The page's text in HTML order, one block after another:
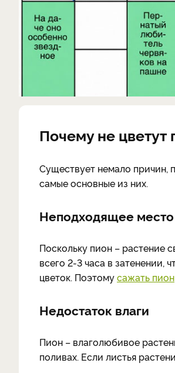
Почему не цветут
Существует немало причин,
самые основные из них.
Неподходящее место
Поскольку пион – растение
всего 2-3 часа в затенении,
цветок. Поэтомусажать пион
Недостаток влаги
Пион – влаголюбивое
поливах. Если листья